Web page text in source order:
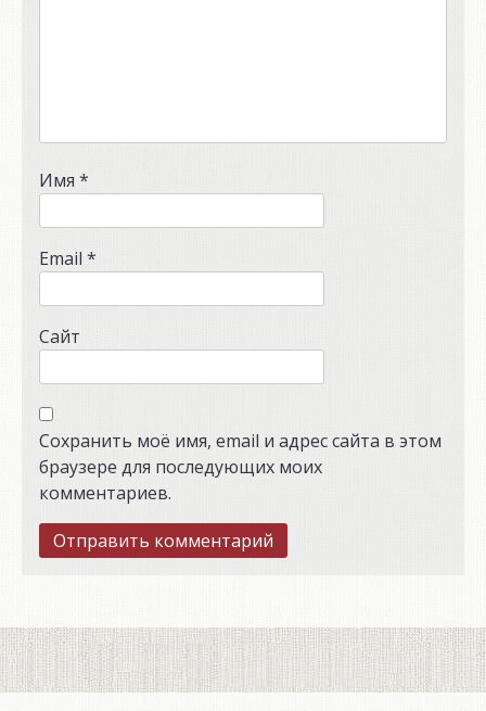
Имя *
Email *
Сайт
Сохранить моё имя, email и адрес сайта в этом
браузере для последующих моих
комментариев.